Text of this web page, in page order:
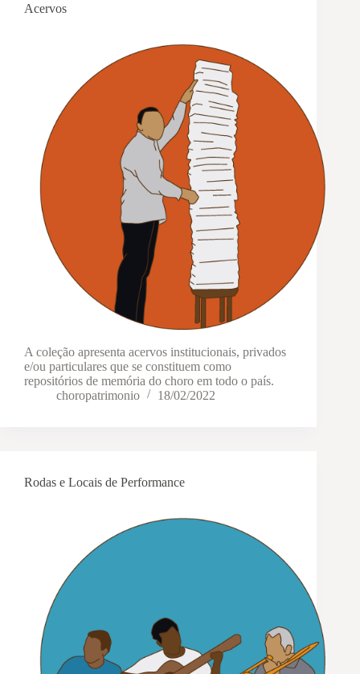
Acervos
A coleção apresenta acervos institucionais, privados
e/ou particulares que se constituem como
repositórios de memória do choro em todo o país.
choropatrimonio
18/02/2022
Rodas e Locais de Performance